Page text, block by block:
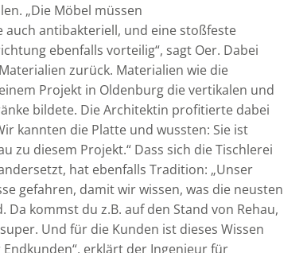
„Die Möbel müssen
antibakteriell, und eine stoßfeste
ebenfalls vorteilig“, sagt Oer. Dabei
zurück. Materialien wie die
Projekt in Oldenburg die vertikalen und
bildete. Die Architektin profitierte dabei
kannten die Platte und wussten: Sie ist
zu diesem Projekt.“ Dass sich die Tischlerei
hat ebenfalls Tradition: „Unser
gefahren, damit wir wissen, was die neusten
kommst du z.B. auf den Stand von Rehau,
Und für die Kunden ist dieses Wissen
erklärt der Ingenieur für